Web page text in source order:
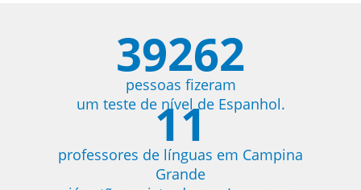
39262
pessoas fizeram
um teste de nível de Espanhol.
11
professores de línguas em Campina
Grande